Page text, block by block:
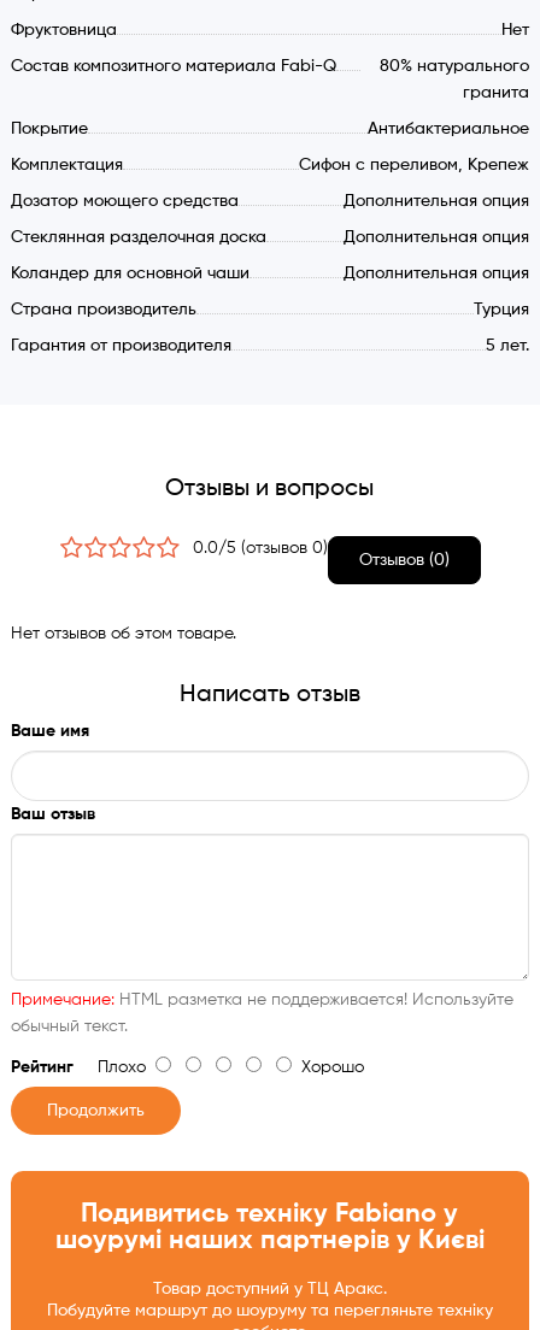
Фруктовница Нет
Состав композитного материала Fabi-Q
80% натурального
гранита
Покрытие Антибактериальное
Комплектация Сифон с переливом, Крепеж
Дозатор моющего средства Дополнительная опция
Стеклянная разделочная доска Дополнительная опция
Коландер для основной чаши Дополнительная опция
Страна производитель Турция
Гарантия от производителя 5 лет.
Отзывы и вопросы
0.0/5 (отзывов 0)
Отзывов (0)
Нет отзывов об этом товаре.
Написать отзыв
Ваше имя
Ваш отзыв
Примечание:HTML разметка не поддерживается! Используйте
обычный текст.
РейтингПлохо Хорошо
Продолжить
Подивитись техніку Fabiano у
шоурумі наших партнерів у Києві
Товар доступний у ТЦ Аракс.
Побудуйте маршрут до шоуруму та перегляньте техніку